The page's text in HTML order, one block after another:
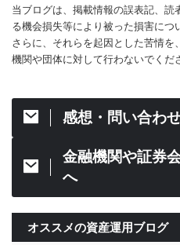
当ブログは、掲載情報の誤表記、読
る機会損失等により被った損害につ
さらに、それらを起因とした苦情
機関や団体に対して行わないでくだ
感想・問い合わ
金融機関や証券
へ
オススメの資産運用ブログ